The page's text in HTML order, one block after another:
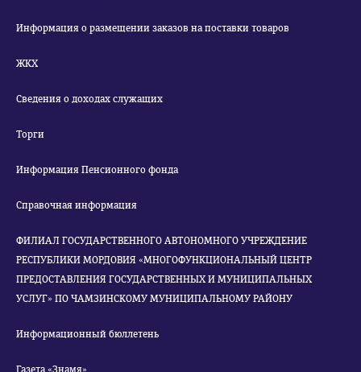
Информация о размещении заказов на поставки товаров
ЖКХ
Сведения о доходах служащих
Торги
Информация Пенсионного фонда
Справочная информация
ФИЛИАЛ ГОСУДАРСТВЕННОГО АВТОНОМНОГО УЧРЕЖДЕНИЕ
РЕСПУБЛИКИ МОРДОВИЯ «МНОГОФУНКЦИОНАЛЬНЫЙ ЦЕНТР
ПРЕДОСТАВЛЕНИЯ ГОСУДАРСТВЕННЫХ И МУНИЦИПАЛЬНЫХ
УСЛУГ» ПО ЧАМЗИНСКОМУ МУНИЦИПАЛЬНОМУ РАЙОНУ
Информационный бюллетень
Газета «Знамя»